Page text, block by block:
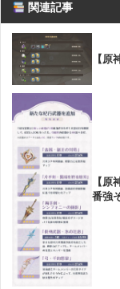
関連記事
【
【
番強